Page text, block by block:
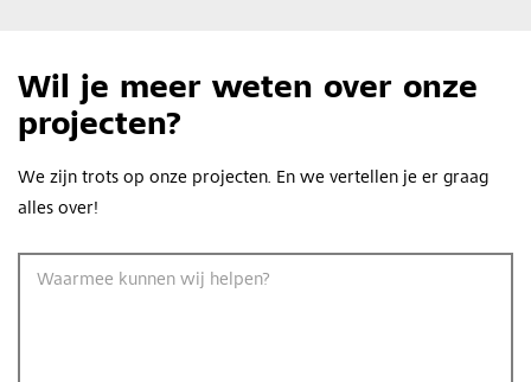
Wil je meer weten over onze
projecten?
We zijn trots op onze projecten. En we vertellen je er graag
alles over!
Waarmee kunnen wij helpen?